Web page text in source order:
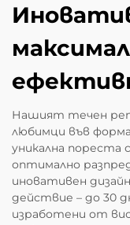
Нашият течен
любимци във
уникална пореста
оптимално
иновативен
действие – до 30
изработени от